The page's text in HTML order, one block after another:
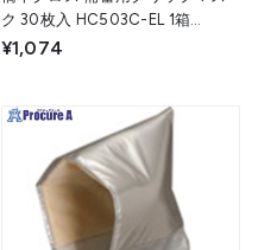
ク 30枚入 HC503C-EL 1箱
▼256-5564
¥1,074